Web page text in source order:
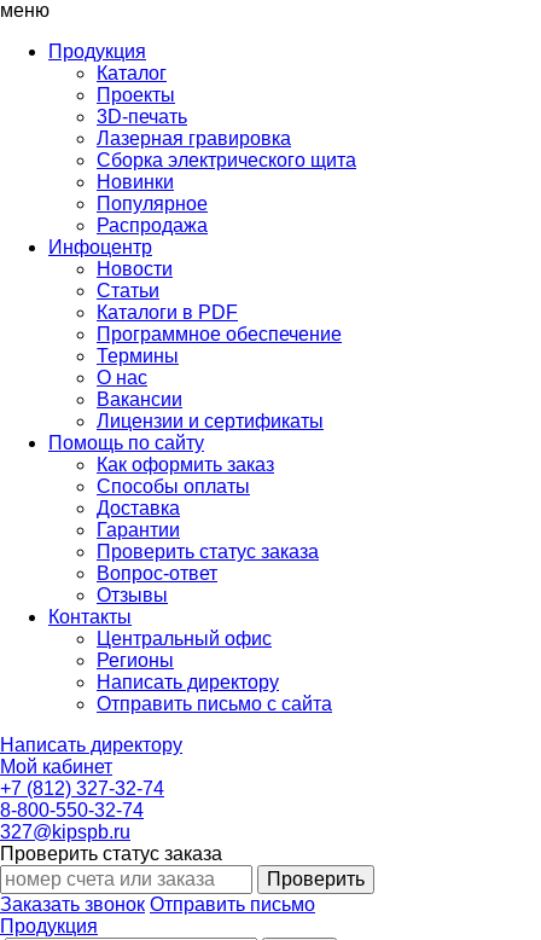
меню
Продукция
Каталог
Проекты
3D-печать
Лазерная гравировка
Сборка электрического щита
Новинки
Популярное
Распродажа
Инфоцентр
Новости
Статьи
Каталоги в PDF
Программное обеспечение
Термины
О нас
Вакансии
Лицензии и сертификаты
Помощь по сайту
Как оформить заказ
Способы оплаты
Доставка
Гарантии
Проверить статус заказа
Вопрос-ответ
Отзывы
Контакты
Центральный офис
Регионы
Написать директору
Отправить письмо с сайта
Написать директору
Мой кабинет
+7 (812) 327-32-74
8-800-550-32-74
327@kipspb.ru
Проверить статус заказа
Проверить
Заказать звонок Отправить письмо
Продукция